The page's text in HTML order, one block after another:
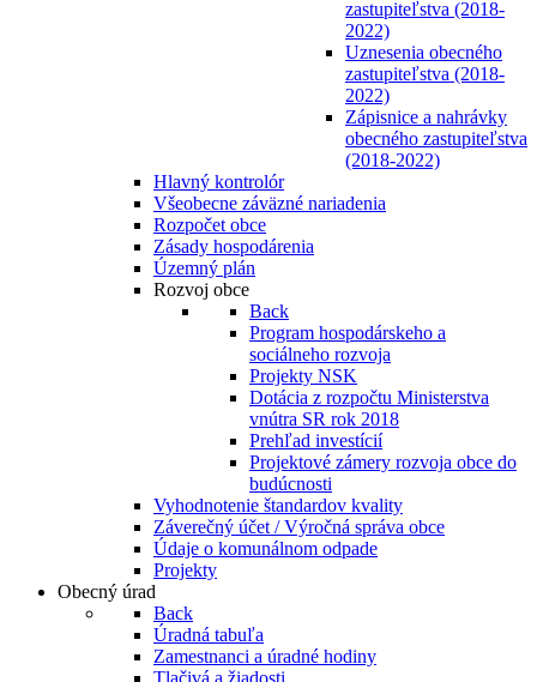
zastupiteľstva (2018-
2022)
Uznesenia obecného
zastupiteľstva (2018-
2022)
Zápisnice a nahrávky
obecného zastupiteľstva
(2018-2022)
Hlavný kontrolór
Všeobecne záväzné nariadenia
Rozpočet obce
Zásady hospodárenia
Územný plán
Rozvoj obce
Back
Program hospodárskeho a
sociálneho rozvoja
Projekty NSK
Dotácia z rozpočtu Ministerstva
vnútra SR rok 2018
Prehľad investícií
Projektové zámery rozvoja obce do
budúcnosti
Vyhodnotenie štandardov kvality
Záverečný účet / Výročná správa obce
Údaje o komunálnom odpade
Projekty
Obecný úrad
Back
Úradná tabuľa
Zamestnanci a úradné hodiny
Tlačivá a žiadosti